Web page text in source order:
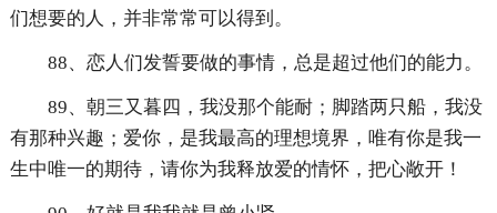
们想要的人，并非常常可以得到。
88、恋人们发誓要做的事情，总是超过他们的能力。
89、朝三又暮四，我没那个能耐；脚踏两只船，我没
有那种兴趣；爱你，是我最高的理想境界，唯有你是我一
生中唯一的期待，请你为我释放爱的情怀，把心敞开！